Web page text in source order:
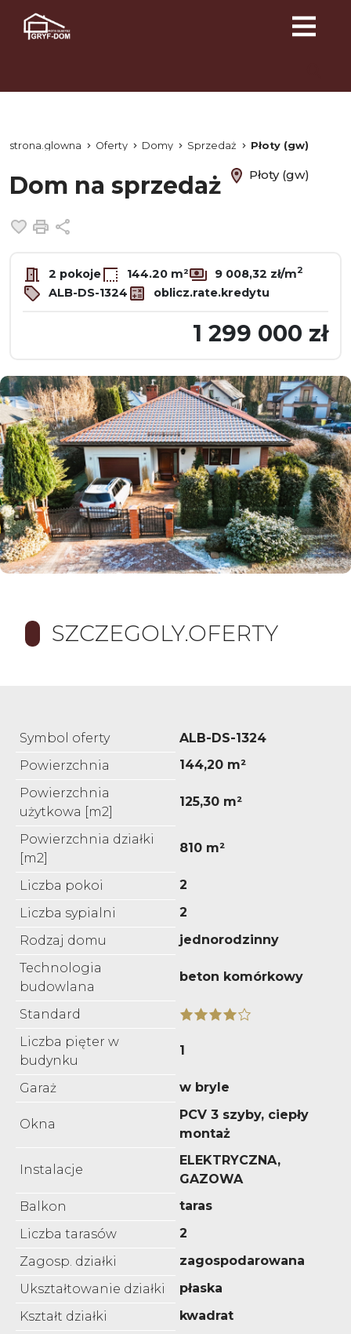
strona.glowna Oferty Domy Sprzedaż Płoty (gw)
Dom na sprzedaż Płoty (gw)
Dodaj do ulubionych
Drukuj
2 pokoje 144.20 m² 9 008,32 zł/m2
ALB-DS-1324 oblicz.rate.kredytu
1 299 000 zł
SZCZEGOLY.OFERTY
Symbol oferty
ALB-DS-1324
Powierzchnia
144,20 m²
Powierzchnia
użytkowa [m2]
125,30 m²
Powierzchnia działki
[m2]
810 m²
Liczba pokoi
2
Liczba sypialni
2
Rodzaj domu
jednorodzinny
Technologia
budowlana
beton komórkowy
Standard
Liczba pięter w
budynku
1
Garaż w bryle
Okna
PCV 3 szyby, ciepły
montaż
Instalacje
ELEKTRYCZNA,
GAZOWA
Balkon
taras
Liczba tarasów
2
Zagosp. działki
zagospodarowana
Ukształtowanie działki
płaska
Kształt działki
kwadrat